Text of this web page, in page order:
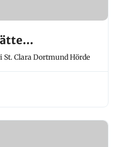
Jugendtreff
St. Clara Dortmund Hörde